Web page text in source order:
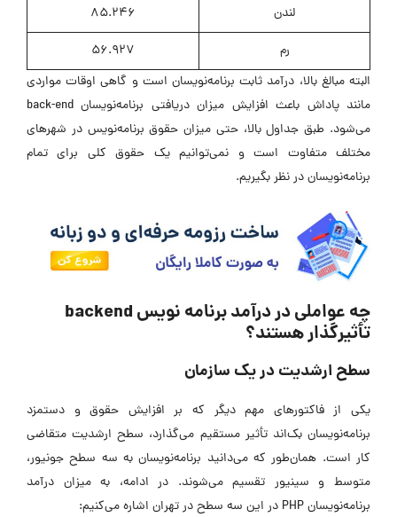
لندن
85.246
رم
56.927
البته مبالغ بالا، درآمد ثابت برنامه‌نویسان است و گاهی اوقات مواردی
مانند پاداش باعث افزایش میزان دریافتی برنامه‌نویسان back-end
می‌شود. طبق جداول بالا، حتی میزان حقوق برنامه‌نویس در شهرهای
مختلف متفاوت است و نمی‌توانیم یک حقوق کلی برای تمام
برنامه‌نویسان در نظر بگیریم.
چه عواملی در درآمد برنامه نویس backend
تأثیرگذار هستند؟
سطح ارشدیت در یک سازمان
یکی از فاکتورهای مهم دیگر که بر افزایش حقوق و دستمزد
برنامه‌نویسان بک‌اند تأثیر مستقیم می‌گذارد، سطح ارشدیت متقاضی
کار است. همان‌طور که می‌دانید برنامه‌نویسان به سه سطح جونیور،
متوسط و سینیور تقسیم می‌شوند. در ادامه، به میزان درآمد
برنامه‌نویسان PHP در این سه سطح در تهران اشاره می‌کنیم: